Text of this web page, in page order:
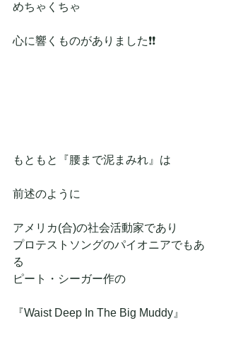
めちゃくちゃ
心に響くものがありました❗❗
もともと『腰まで泥まみれ』は
前述のように
アメリカ(合)の社会活動家であり
プロテストソングのパイオニアでもあ
る
ピート・シーガー作の
『Waist Deep In The Big Muddy』